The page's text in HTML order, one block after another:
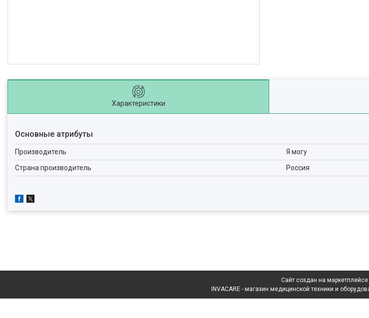
Характеристики
Основные атрибуты
Производитель
Я могу
Страна производитель
Россия
Сайт создан на маркетплейсе